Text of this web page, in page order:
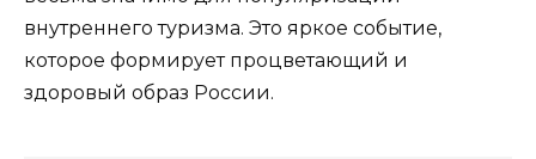
внутреннего туризма. Это яркое событие,
которое формирует процветающий и
здоровый образ России.